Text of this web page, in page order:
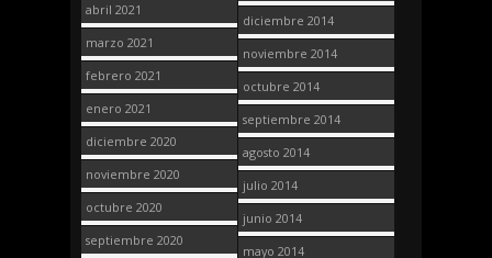
abril 2021
marzo 2021
febrero 2021
enero 2021
diciembre 2020
noviembre 2020
octubre 2020
septiembre 2020
diciembre 2014
noviembre 2014
octubre 2014
septiembre 2014
agosto 2014
julio 2014
junio 2014
mayo 2014